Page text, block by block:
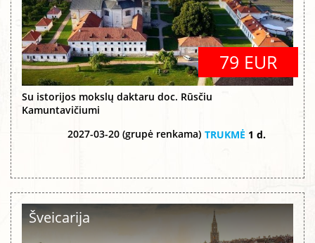
79 EUR
Su istorijos mokslų daktaru doc. Rūsčiu
Kamuntavičiumi
2027-03-20 (grupė renkama) TRUKMĖ 1 d.
Šveicarija